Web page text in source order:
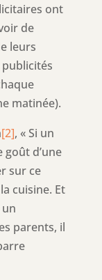
ont
de
leurs
matinée).
[2], « Si un
d’une
sur ce
cuisine. Et
un
parents, il